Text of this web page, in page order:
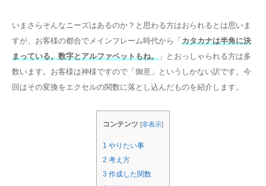
いまさらそんなニーズはあるのか？と思わる方はおられるとは思いま
すが、お客様の都合でメインフレーム時代から「カタカナは半角に決
まっている。数字とアルファベットもね。 」とおっしゃられる方は多
数います。お客様は神様ですので「御意」というしかない訳です。今
回はその変換をエクセルの関数に落とし込んだものを紹介します。
コンテンツ [非表示]
1 やりたい事
2 考え方
3 作成した関数